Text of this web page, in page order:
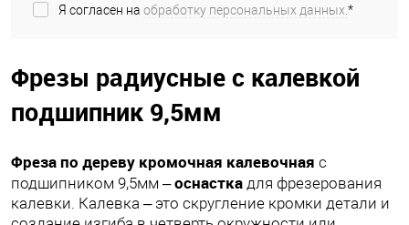
Я согласен на обработку персональных данных.*
Фрезы радиусные с калевкой
подшипник 9,5мм
Фреза по дереву кромочная калевочная с
подшипником 9,5мм –оснастка для фрезерования
калевки. Калевка – это скругление кромки детали и